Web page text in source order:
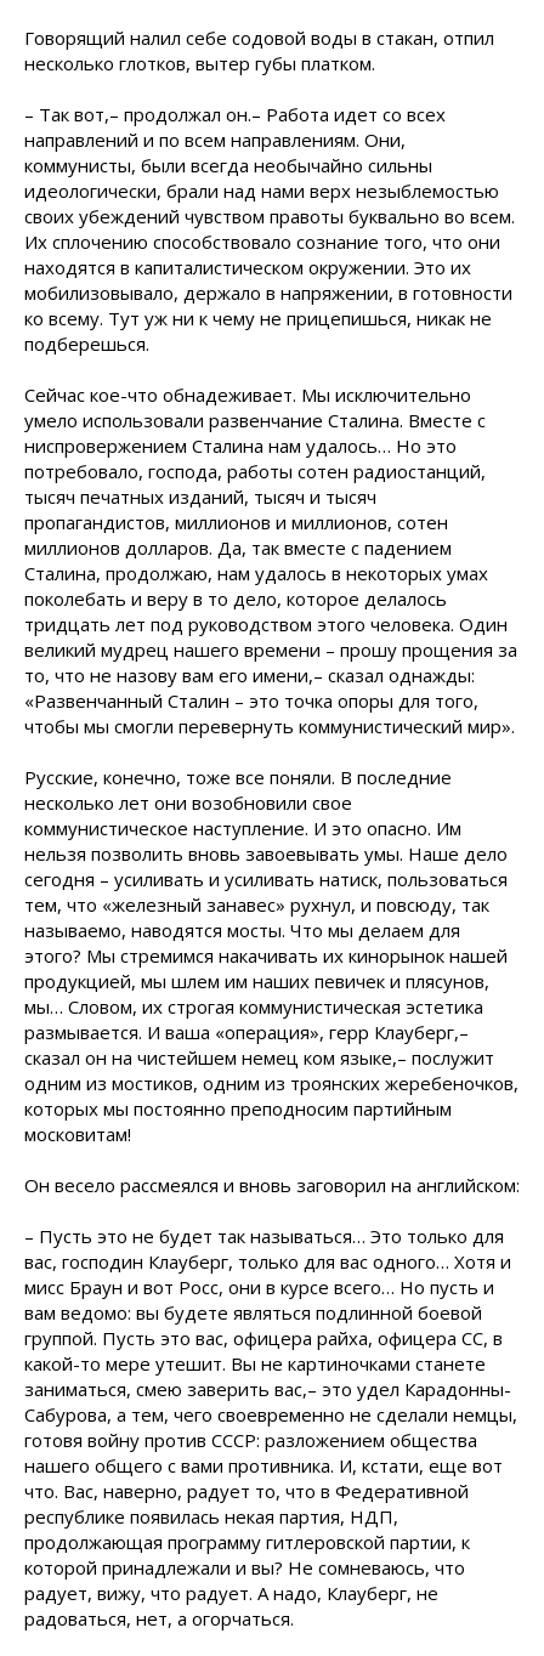
Говорящий налил себе содовой воды в стакан, отпил
несколько глотков, вытер губы платком.
– Так вот,– продолжал он.– Работа идет со всех
направлений и по всем направлениям. Они,
коммунисты, были всегда необычайно сильны
идеологически, брали над нами верх незыблемостью
своих убеждений чувством правоты буквально во всем.
Их сплочению способствовало сознание того, что они
находятся в капиталистическом окружении. Это их
мобилизовывало, держало в напряжении, в готовности
ко всему. Тут уж ни к чему не прицепишься, никак не
подберешься.
Сейчас кое-что обнадеживает. Мы исключительно
умело использовали развенчание Сталина. Вместе с
ниспровержением Сталина нам удалось… Но это
потребовало, господа, работы сотен радиостанций,
тысяч печатных изданий, тысяч и тысяч
пропагандистов, миллионов и миллионов, сотен
миллионов долларов. Да, так вместе с падением
Сталина, продолжаю, нам удалось в некоторых умах
поколебать и веру в то дело, которое делалось
тридцать лет под руководством этого человека. Один
великий мудрец нашего времени – прошу прощения за
то, что не назову вам его имени,– сказал однажды:
«Развенчанный Сталин – это точка опоры для того,
чтобы мы смогли перевернуть коммунистический мир».
Русские, конечно, тоже все поняли. В последние
несколько лет они возобновили свое
коммунистическое наступление. И это опасно. Им
нельзя позволить вновь завоевывать умы. Наше дело
сегодня – усиливать и усиливать натиск, пользоваться
тем, что «железный занавес» рухнул, и повсюду, так
называемо, наводятся мосты. Что мы делаем для
этого? Мы стремимся накачивать их кинорынок нашей
продукцией, мы шлем им наших певичек и плясунов,
мы… Словом, их строгая коммунистическая эстетика
размывается. И ваша «операция», герр Клауберг,–
сказал он на чистейшем немец ком языке,– послужит
одним из мостиков, одним из троянских жеребеночков,
которых мы постоянно преподносим партийным
московитам!
Он весело рассмеялся и вновь заговорил на английском:
– Пусть это не будет так называться… Это только для
вас, господин Клауберг, только для вас одного… Хотя и
мисс Браун и вот Росс, они в курсе всего… Но пусть и
вам ведомо: вы будете являться подлинной боевой
группой. Пусть это вас, офицера райха, офицера СС, в
какой-то мере утешит. Вы не картиночками станете
заниматься, смею заверить вас,– это удел Карадонны-
Сабурова, а тем, чего своевременно не сделали немцы,
готовя войну против СССР: разложением общества
нашего общего с вами противника. И, кстати, еще вот
что. Вас, наверно, радует то, что в Федеративной
республике появилась некая партия, НДП,
продолжающая программу гитлеровской партии, к
которой принадлежали и вы? Не сомневаюсь, что
радует, вижу, что радует. А надо, Клауберг, не
радоваться, нет, а огорчаться.